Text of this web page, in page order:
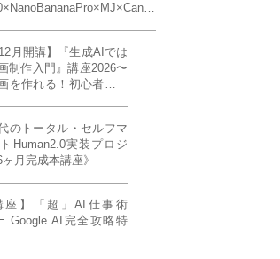
12月開講】『生成AIでは
制作入門』講座2026〜
を作れる！初心者から
のトータル・セルフマ
Human2.0実装プロジ
月完成本講座》
座】「超」AI仕事術
Google AI完全攻略特